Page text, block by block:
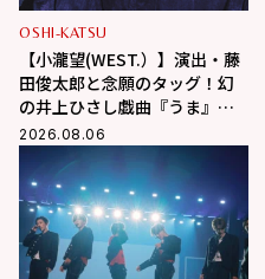
OSHI-KATSU
【小瀧望(WEST.）】演出・藤
田俊太郎と念願のタッグ！幻
の井上ひさし戯曲『うま』で
演じる“爽快な悪人”の魅力と
は
2026.08.06